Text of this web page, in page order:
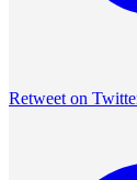
Retweet on